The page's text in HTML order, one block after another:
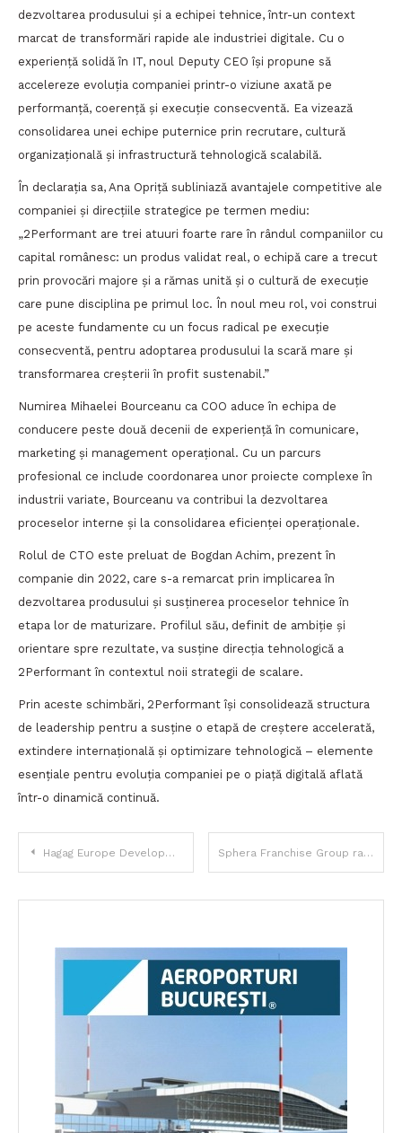
dezvoltarea produsului și a echipei tehnice, într-un context
marcat de transformări rapide ale industriei digitale. Cu o
experiență solidă în IT, noul Deputy CEO își propune să
accelereze evoluția companiei printr-o viziune axată pe
performanță, coerență și execuție consecventă. Ea vizează
consolidarea unei echipe puternice prin recrutare, cultură
organizațională și infrastructură tehnologică scalabilă.
În declarația sa, Ana Opriță subliniază avantajele competitive ale
companiei și direcțiile strategice pe termen mediu:
„2Performant are trei atuuri foarte rare în rândul companiilor cu
capital românesc: un produs validat real, o echipă care a trecut
prin provocări majore și a rămas unită și o cultură de execuție
care pune disciplina pe primul loc. În noul meu rol, voi construi
pe aceste fundamente cu un focus radical pe execuție
consecventă, pentru adoptarea produsului la scară mare și
transformarea creșterii în profit sustenabil.”
Numirea Mihaelei Bourceanu ca COO aduce în echipa de
conducere peste două decenii de experiență în comunicare,
marketing și management operațional. Cu un parcurs
profesional ce include coordonarea unor proiecte complexe în
industrii variate, Bourceanu va contribui la dezvoltarea
proceselor interne și la consolidarea eficienței operaționale.
Rolul de CTO este preluat de Bogdan Achim, prezent în
companie din 2022, care s-a remarcat prin implicarea în
dezvoltarea produsului și susținerea proceselor tehnice în
etapa lor de maturizare. Profilul său, definit de ambiție și
orientare spre rezultate, va susține direcția tehnologică a
2Performant în contextul noii strategii de scalare.
Prin aceste schimbări, 2Performant își consolidează structura
de leadership pentru a susține o etapă de creștere accelerată,
extindere internațională și optimizare tehnologică – elemente
esențiale pentru evoluția companiei pe o piață digitală aflată
într-o dinamică continuă.
Navigare
în
Hagag Europe Development lansează divizia Hagag Energy în România, cu un plan de investiții de peste 400 de milioane de euro Sphera Franchise Group raportează vânzări de 1,15 miliarde lei în primele nouă luni din 2025